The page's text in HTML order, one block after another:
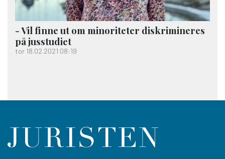
- Vil finne ut om minoriteter diskrimineres
på jusstudiet
tor 18.02.2021 08:19